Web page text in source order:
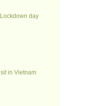
day
in Vietnam